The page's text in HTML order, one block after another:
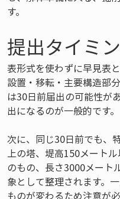
す。
提出タイミ
表形式を使わずに早見表
設置・移転・主要構造部
は30日前届出の可能性が
出になるのが一般的です。
次に、同じ30日前でも、
上の塔、堤高150メート
のもの、長さ3000メート
象として整理されます。
ものが変わるため注意が必